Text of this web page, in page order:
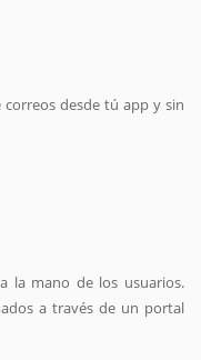
desde tú app y sin
la mano de los usuarios.
a través de un portal